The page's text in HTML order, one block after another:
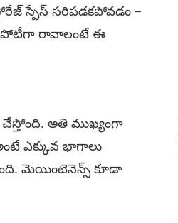
స్పేస్ సరిపడకపోవడం –
పోటీగా రావాలంటే ఈ
అతి ముఖ్యంగా
ఎక్కువ భాగాలు
మెయింటెనెన్స్ కూడా